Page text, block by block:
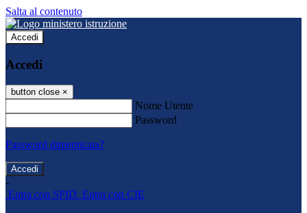
Salta al contenuto
Accedi
Accedi
button close ×
Nome Utente
Password
Password dimenticata?
-
Entra con SPID Entra con CIE